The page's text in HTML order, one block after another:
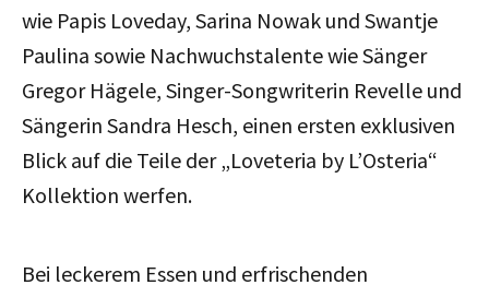
wie Papis Loveday, Sarina Nowak und Swantje
Paulina sowie Nachwuchstalente wie Sänger
Gregor Hägele, Singer-Songwriterin Revelle und
Sängerin Sandra Hesch, einen ersten exklusiven
Blick auf die Teile der „Loveteria by L’Osteria“
Kollektion werfen.
Bei leckerem Essen und erfrischenden